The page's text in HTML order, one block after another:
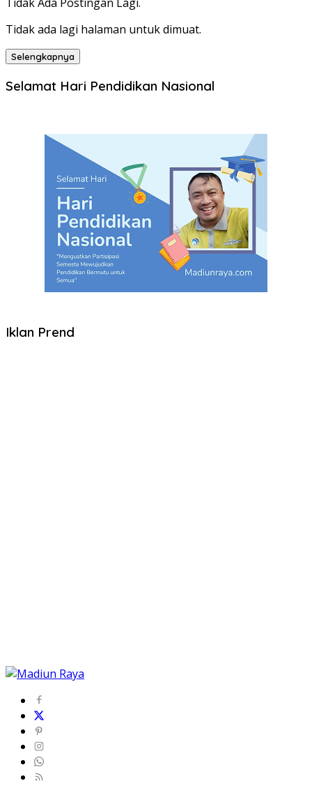
Tidak ada lagi halaman untuk dimuat.
Selengkapnya
Selamat Hari Pendidikan Nasional
Iklan Prend